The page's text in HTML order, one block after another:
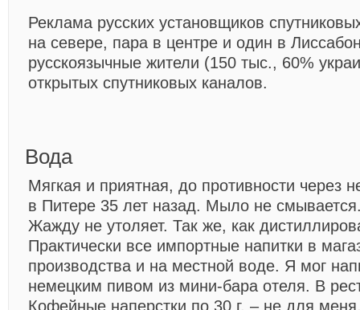
Реклама русских установщиков
на севере, пара в центре и один в
русскоязычные жители (150 тыс., 60%
открытых спутниковых каналов.
Вода
Мягкая и приятная, до противности через
в Питере 35 лет назад. Мыло не
Жажду не утоляет. Так же, как
Практически все импортные напитки в
производства и на местной воде. Я мог
немецким пивом из мини-бара отеля. В
Кофейные наперстки по 30 г. – не для